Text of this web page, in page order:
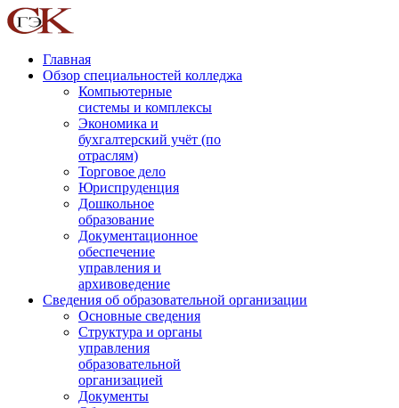
Главная
Обзор специальностей колледжа
Компьютерные
системы и комплексы
Экономика и
бухгалтерский учёт (по
отраслям)
Торговое дело
Юриспруденция
Дошкольное
образование
Документационное
обеспечение
управления и
архивоведение
Сведения об образовательной организации
Основные сведения
Структура и органы
управления
образовательной
организацией
Документы